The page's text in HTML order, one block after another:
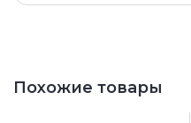
Похожие товары